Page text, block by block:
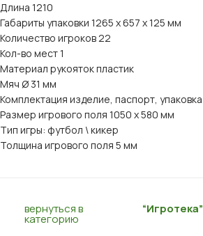
Длина 1210
Габариты упаковки 1265 x 657 x 125 мм
Количество игроков 22
Кол-во мест 1
Материал рукояток пластик
Мяч Ø 31 мм
Комплектация изделие, паспорт, упаковка
Размер игрового поля 1050 х 580 мм
Тип игры: футбол \ кикер
Толщина игрового поля 5 мм
вернуться в
категорию
“Игротека”